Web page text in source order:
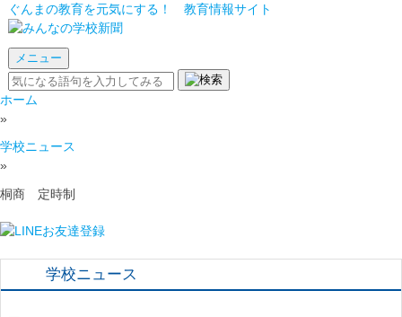
ぐんまの教育を元気にする！ 教育情報サイト
メニュー
ホーム
»
学校ニュース
»
桐商 定時制
学校ニュース